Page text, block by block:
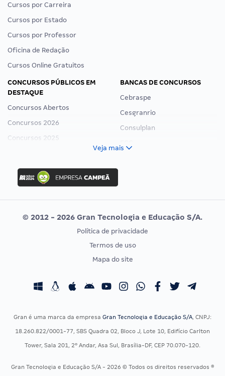
Cursos por Carreira
Cursos por Estado
Cursos por Professor
Oficina de Redação
Cursos Online Gratuitos
CONCURSOS PÚBLICOS EM
DESTAQUE
Concursos Abertos
Concursos 2026
Concursos 2025
Concurso Ibama
Concurso MPU
Editais publicados
BANCAS DE CONCURSOS
Cebraspe
Cesgranrio
Consulplan
Vunesp
CONCURSOS POR PROFISSÃO
Concursos Fiscais
Residência Multiprofissional
EXAME DE ORDEM
Calendário OAB
Veja mais
© 2012 - 2026 Gran Tecnologia e Educação S/A.
Política de privacidade
Termos de uso
Mapa do site
Gran é uma marca da empresa Gran Tecnologia e Educação S/A, CNPJ:
18.260.822/0001-77, SBS Quadra 02, Bloco J, Lote 10, Edifício Carlton
Tower, Sala 201, 2º Andar, Asa Sul, Brasília-DF, CEP 70.070-120.
Gran Tecnologia e Educação S/A - 2026 © Todos os direitos reservados ®